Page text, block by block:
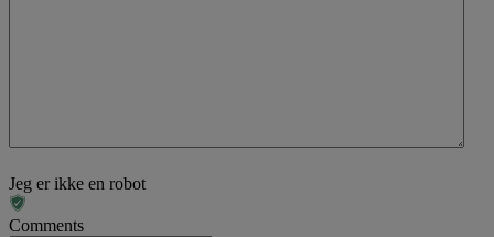
Jeg er ikke en robot
Comments